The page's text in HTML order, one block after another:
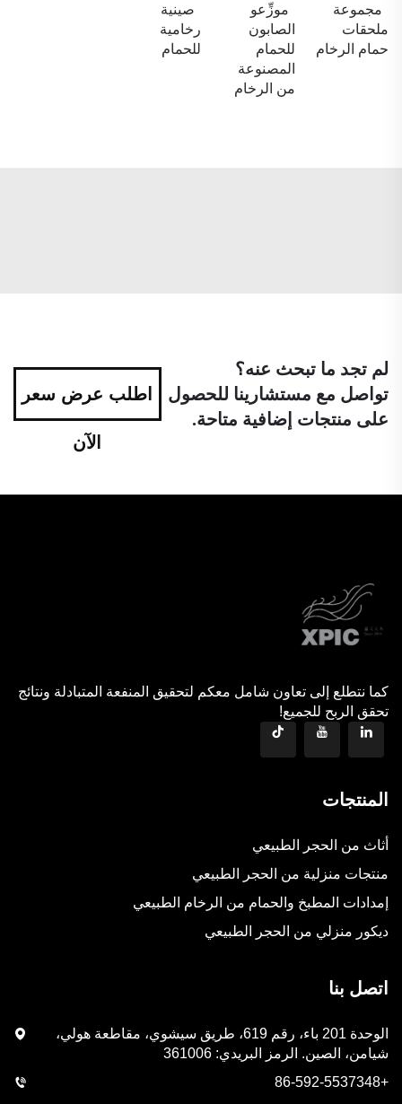
مجموعة
ملحقات
حمام الرخام
موزِّعو
الصابون
للحمام
المصنوعة
من الرخام
صينية
رخامية
للحمام
لم تجد ما تبحث عنه؟
تواصل مع مستشارينا للحصول
على منتجات إضافية متاحة.
اطلب عرض سعر
الآن
كما نتطلع إلى تعاون شامل معكم لتحقيق المنفعة المتبادلة ونتائج
تحقق الربح للجميع!
المنتجات
أثاث من الحجر الطبيعي
منتجات منزلية من الحجر الطبيعي
إمدادات المطبخ والحمام من الرخام الطبيعي
ديكور منزلي من الحجر الطبيعي
اتصل بنا
الوحدة 201 باء، رقم 619، طريق سيشوي، مقاطعة هولي،
شيامن، الصين. الرمز البريدي: 361006
+86-592-5537348